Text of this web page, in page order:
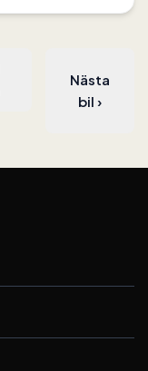
Nästa
bil ›